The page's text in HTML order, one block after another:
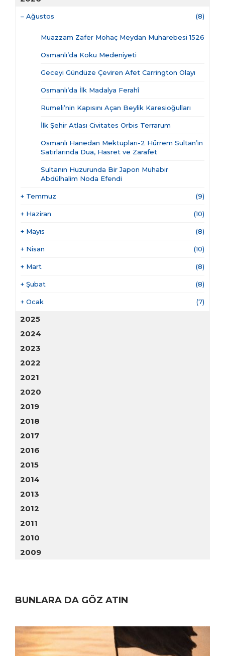
– Ağustos (8)
Muazzam Zafer Mohaç Meydan Muharebesi 1526
Osmanlı’da Koku Medeniyeti
Geceyi Gündüze Çeviren Afet Carrington Olayı
Osmanlı’da İlk Madalya Ferahî
Rumeli’nin Kapısını Açan Beylik Karesioğulları
İlk Şehir Atlası Civitates Orbis Terrarum
Osmanlı Hanedan Mektupları-2 Hürrem Sultan’ın
Satırlarında Dua, Hasret ve Zarafet
Sultanın Huzurunda Bir Japon Muhabir
Abdülhalim Noda Efendi
+ Temmuz (9)
+ Haziran (10)
+ Mayıs (8)
+ Nisan (10)
+ Mart (8)
+ Şubat (8)
+ Ocak (7)
2025
2024
2023
2022
2021
2020
2019
2018
2017
2016
2015
2014
2013
2012
2011
2010
2009
BUNLARA DA GÖZ ATIN